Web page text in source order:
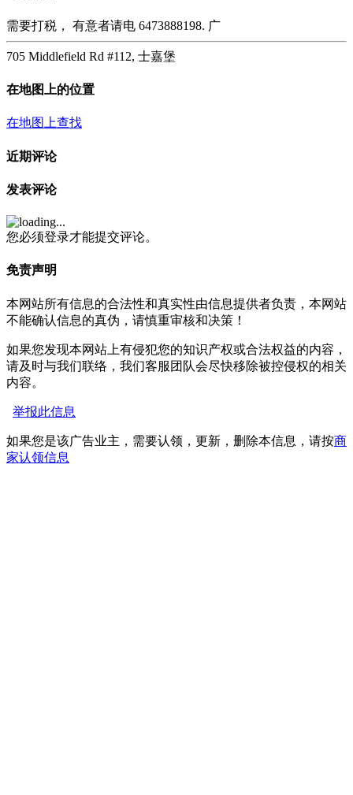
需要打税， 有意者请电 6473888198. 广
705 Middlefield Rd #112, 士嘉堡
在地图上的位置
在地图上查找
近期评论
发表评论
您必须登录才能提交评论。
免责声明
本网站所有信息的合法性和真实性由信息提供者负责，本网站
不能确认信息的真伪，请慎重审核和决策！
如果您发现本网站上有侵犯您的知识产权或合法权益的内容，
请及时与我们联络，我们客服团队会尽快移除被控侵权的相关
内容。
举报此信息
如果您是该广告业主，需要认领，更新，删除本信息，请按商
家认领信息